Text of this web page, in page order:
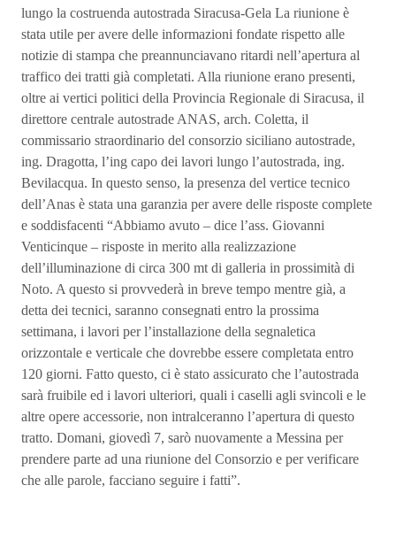
lungo la costruenda autostrada Siracusa-Gela La riunione è
stata utile per avere delle informazioni fondate rispetto alle
notizie di stampa che preannunciavano ritardi nell’apertura al
traffico dei tratti già completati. Alla riunione erano presenti,
oltre ai vertici politici della Provincia Regionale di Siracusa, il
direttore centrale autostrade ANAS, arch. Coletta, il
commissario straordinario del consorzio siciliano autostrade,
ing. Dragotta, l’ing capo dei lavori lungo l’autostrada, ing.
Bevilacqua. In questo senso, la presenza del vertice tecnico
dell’Anas è stata una garanzia per avere delle risposte complete
e soddisfacenti “Abbiamo avuto – dice l’ass. Giovanni
Venticinque – risposte in merito alla realizzazione
dell’illuminazione di circa 300 mt di galleria in prossimità di
Noto. A questo si provvederà in breve tempo mentre già, a
detta dei tecnici, saranno consegnati entro la prossima
settimana, i lavori per l’installazione della segnaletica
orizzontale e verticale che dovrebbe essere completata entro
120 giorni. Fatto questo, ci è stato assicurato che l’autostrada
sarà fruibile ed i lavori ulteriori, quali i caselli agli svincoli e le
altre opere accessorie, non intralceranno l’apertura di questo
tratto. Domani, giovedì 7, sarò nuovamente a Messina per
prendere parte ad una riunione del Consorzio e per verificare
che alle parole, facciano seguire i fatti”.